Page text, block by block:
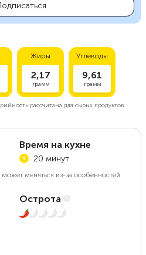
Жиры
2,17
грамм
Углеводы
9,61
грамм
рассчитана для сырых продуктов.
Время на кухне
20 минут
меняться из-за особенностей
Острота
1 из 5